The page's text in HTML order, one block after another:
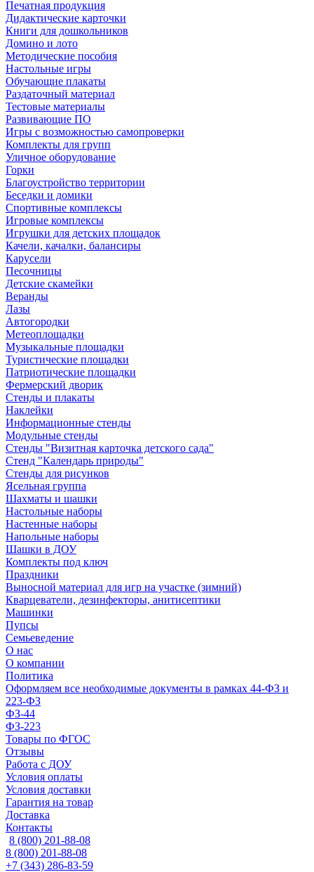
Печатная продукция
Дидактические карточки
Книги для дошкольников
Домино и лото
Методические пособия
Настольные игры
Обучающие плакаты
Раздаточный материал
Тестовые материалы
Развивающие ПО
Игры с возможностью самопроверки
Комплекты для групп
Уличное оборудование
Горки
Благоустройство территории
Беседки и домики
Спортивные комплексы
Игровые комплексы
Игрушки для детских площадок
Качели, качалки, балансиры
Карусели
Песочницы
Детские скамейки
Веранды
Лазы
Автогородки
Метеоплощадки
Музыкальные площадки
Туристические площадки
Патриотические площадки
Фермерский дворик
Стенды и плакаты
Наклейки
Информационные стенды
Модульные стенды
Стенды "Визитная карточка детского сада"
Стенд "Календарь природы"
Стенды для рисунков
Ясельная группа
Шахматы и шашки
Настольные наборы
Настенные наборы
Напольные наборы
Шашки в ДОУ
Комплекты под ключ
Праздники
Выносной материал для игр на участке (зимний)
Кварцеватели, дезинфекторы, анитисептики
Машинки
Пупсы
Семьеведение
О нас
О компании
Политика
Оформляем все необходимые документы в рамках 44-ФЗ и
223-ФЗ
ФЗ-44
ФЗ-223
Товары по ФГОС
Отзывы
Работа с ДОУ
Условия оплаты
Условия доставки
Гарантия на товар
Доставка
Контакты
8 (800) 201-88-08
8 (800) 201-88-08
+7 (343) 286-83-59